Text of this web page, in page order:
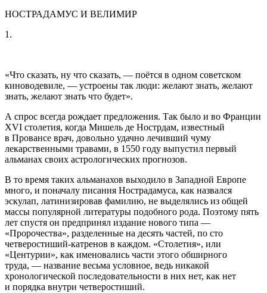
НОСТРАДАМУС И ВЕЛИМИР
1.
«Что сказать, ну что сказать, — поётся в одном советском
киноводевиле, — устроены так люди: желают знать, желают
знать, желают знать что будет».
А спрос всегда рождает предложения. Так было и во Франции
XVI столетия, когда Мишель де Нострдам, известный
в Провансе врач, довольно удачно лечивший чуму
лекарственными травами, в 1550 году выпустил первый
альманах своих астрологических прогнозов.
В то время таких альманахов выходило в Западной Европе
много, и поначалу писания Нострадамуса, как назвался
эскулап, латинизировав фамилию, не выделялись из общей
массы популярной литературы подобного рода. Поэтому пять
лет спустя он предпринял издание нового типа —
«Пророчества», разделенные на десять частей, по сто
четверостиший-катренов в каждом. «Столетия», или
«Центурии», как именовались части этого обширного
труда, — название весьма условное, ведь никакой
хронологической последовательности в них нет, как нет
и порядка внутри четверостиший.